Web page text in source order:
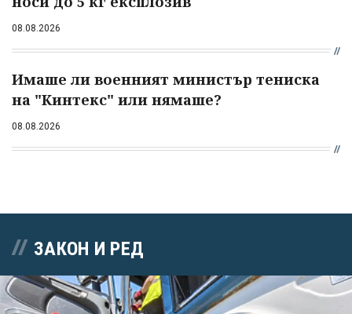
08.08.2026
Имаше ли военният министър тениска
на "Кинтекс" или нямаше?
08.08.2026
ЗАКОН И РЕД